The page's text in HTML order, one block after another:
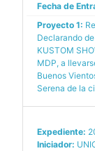
Fecha de
Proyecto 1:
Declarando
KUSTOM
MDP, a
Buenos
Serena de la
Expediente:
Iniciador: